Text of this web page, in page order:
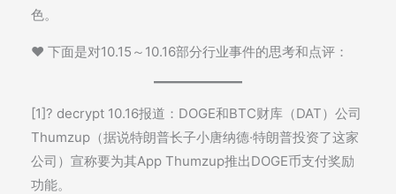
色。
♥️ 下面是对10.15～10.16部分行业事件的思考和点评：
[1]? decrypt 10.16报道：DOGE和BTC财库（DAT）公司
Thumzup（据说特朗普长子小唐纳德·特朗普投资了这家
公司）宣称要为其App Thumzup推出DOGE币支付奖励
功能。